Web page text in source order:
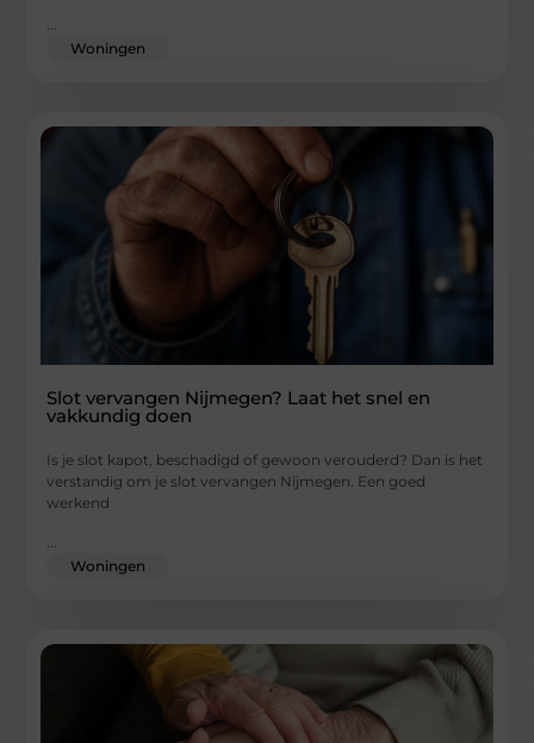
...
Woningen
Slot vervangen Nijmegen? Laat het snel en
vakkundig doen
Is je slot kapot, beschadigd of gewoon verouderd? Dan is het
verstandig om je slot vervangen Nijmegen. Een goed
werkend
Woningen